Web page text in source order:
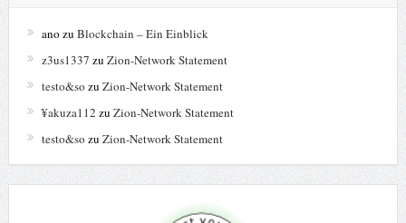
ano zu Blockchain – Ein Einblick
z3us1337 zu Zion-Network Statement
testo&so zu Zion-Network Statement
¥akuza112 zu Zion-Network Statement
testo&so zu Zion-Network Statement